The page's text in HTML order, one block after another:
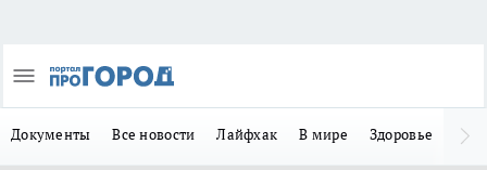
Документы Все новости Лайфхак В мире Здоровье